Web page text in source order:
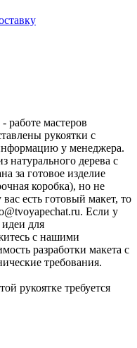
работе мастеров
рукоятки с
у менеджера.
натурального дерева с
за готовое изделие
коробка), но не
есть готовый макет, то
Если у
идеи для
с нашими
разработки макета с
требования.
рукоятке требуется